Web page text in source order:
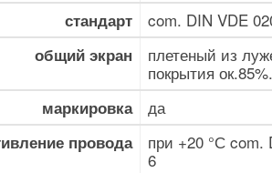
стандарт com. DIN VDE
общий экран
плетеный из
покрытия ок.85%.
маркировка да
провода
при +20 °С com.
6